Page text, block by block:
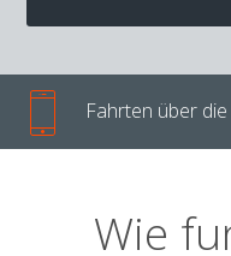
Fahrten über
Wie